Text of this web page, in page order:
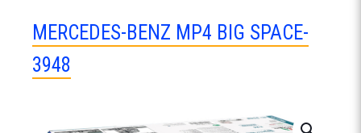
MERCEDES-BENZ MP4 BIG SPACE-
3948